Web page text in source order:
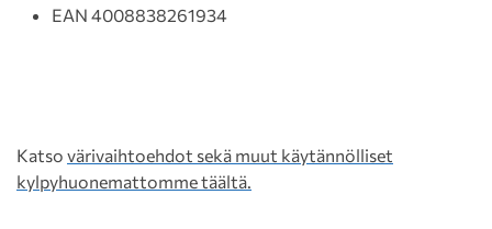
EAN 4008838261934
Katso värivaihtoehdot sekä muut käytännölliset
kylpyhuonemattomme täältä.